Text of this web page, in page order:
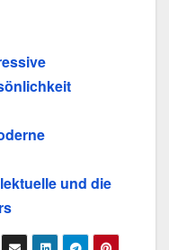
und die